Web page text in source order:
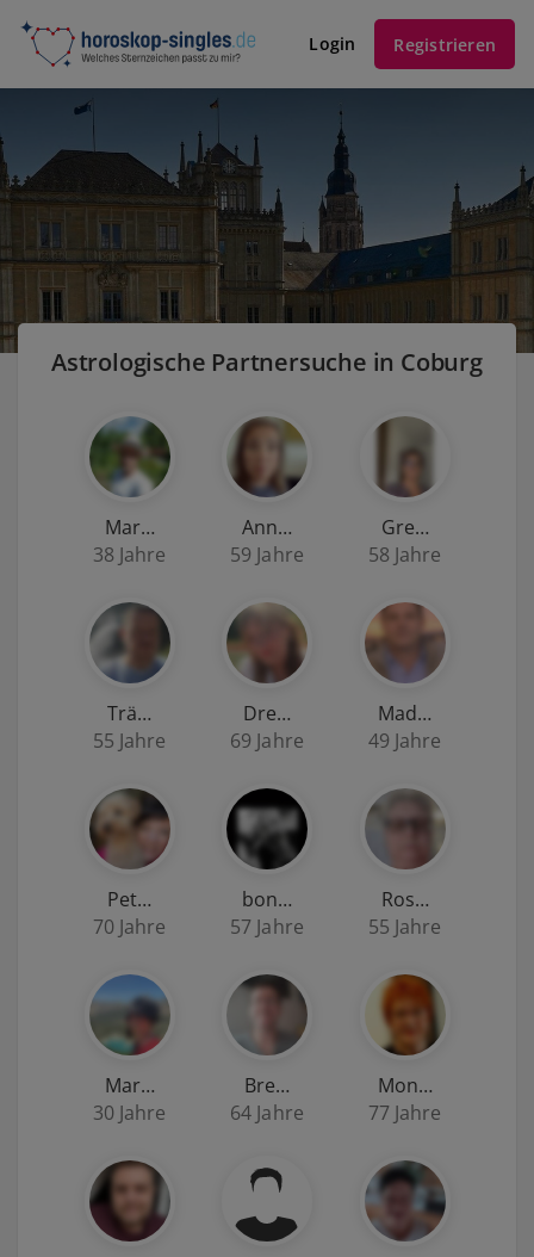
Login Registrieren
Astrologische Partnersuche in Coburg
Mar…
38 Jahre
Ann…
59 Jahre
Gre…
58 Jahre
Trä…
55 Jahre
Dre…
69 Jahre
Mad…
49 Jahre
Pet…
70 Jahre
bon…
57 Jahre
Ros…
55 Jahre
Mar…
30 Jahre
Bre…
64 Jahre
Mon…
77 Jahre